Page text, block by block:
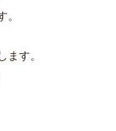
す。